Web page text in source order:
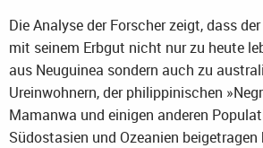
Die Analyse der Forscher zeigt, dass
mit seinem Erbgut nicht nur zu heute
aus Neuguinea sondern auch zu
Ureinwohnern, der philippinischen
Mamanwa und einigen anderen
Südostasien und Ozeanien